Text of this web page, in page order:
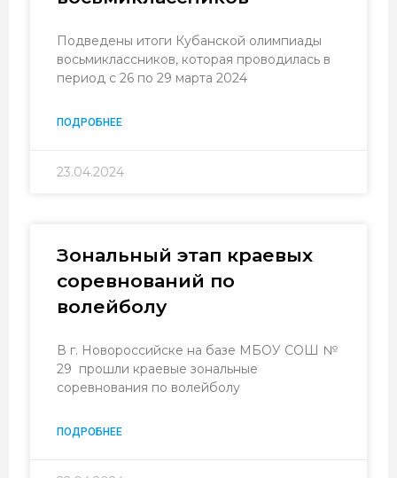
Подведены итоги Кубанской олимпиады
восьмиклассников, которая проводилась в
период с 26 по 29 марта 2024
ПОДРОБНЕЕ
23.04.2024
Зональный этап краевых
соревнований по
волейболу
В г. Новороссийске на базе МБОУ СОШ №
29 прошли краевые зональные
соревнования по волейболу
ПОДРОБНЕЕ